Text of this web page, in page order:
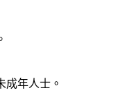
成年人士。